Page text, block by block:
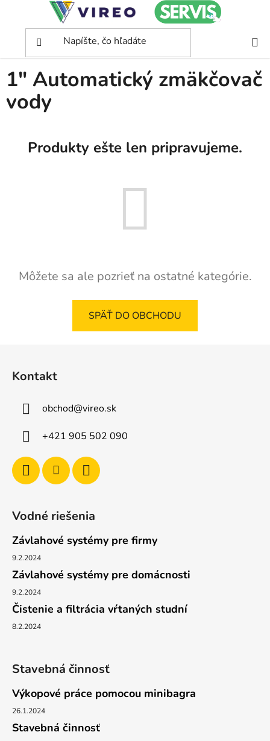
Domov
1" Automatický zmäkčovač vody
1" Automatický zmäkčovač
vody
Produkty ešte len pripravujeme.
Môžete sa ale pozrieť na ostatné kategórie.
SPÄŤ DO OBCHODU
Kontakt
obchod@vireo.sk
+421 905 502 090
Vodné riešenia
Závlahové systémy pre firmy
9.2.2024
Závlahové systémy pre domácnosti
9.2.2024
Čistenie a filtrácia vŕtaných studní
8.2.2024
Stavebná činnosť
Výkopové práce pomocou minibagra
26.1.2024
Stavebná činnosť